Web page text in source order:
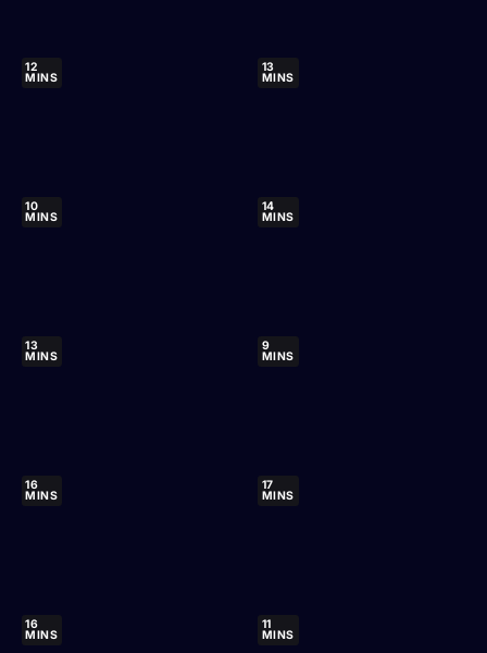
12
MINS
13
MINS
10
MINS
14
MINS
13
MINS
9
MINS
16
MINS
17
MINS
16
MINS
11
MINS